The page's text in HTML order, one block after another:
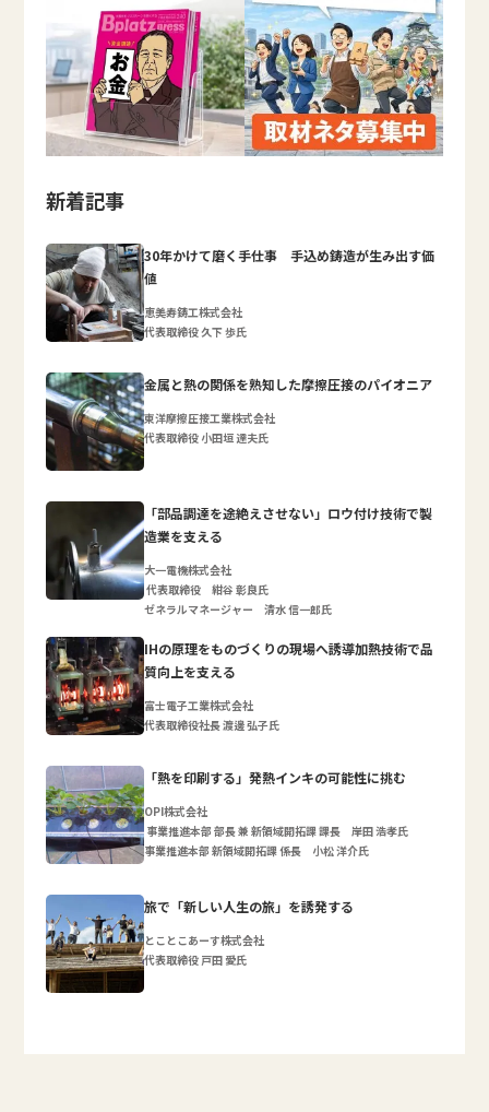
新着記事
30年かけて磨く手仕事 手込め鋳造が生み出す価
値
恵美寿鋳工株式会社
代表取締役 久下 歩氏
金属と熱の関係を熟知した摩擦圧接のパイオニア
東洋摩擦圧接工業株式会社
代表取締役 小田垣 達夫氏
「部品調達を途絶えさせない」ロウ付け技術で製
造業を支える
大一電機株式会社
代表取締役 紺谷 彰良氏
ゼネラルマネージャー 清水 信一郎氏
IHの原理をものづくりの現場へ誘導加熱技術で品
質向上を支える
富士電子工業株式会社
代表取締役社長 渡邊 弘子氏
「熱を印刷する」発熱インキの可能性に挑む
OPI株式会社
事業推進本部 部長 兼 新領域開拓課 課長 岸田 浩孝氏
事業推進本部 新領域開拓課 係長 小松 洋介氏
旅で「新しい人生の旅」を誘発する
とことこあーす株式会社
代表取締役 戸田 愛氏